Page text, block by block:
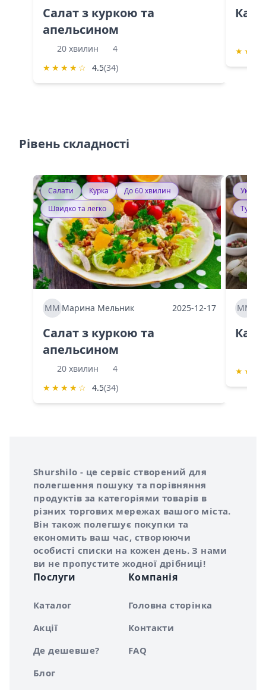
Салат з куркою та
апельсином
20 хвилин
4
★ ★ ★ ★ ☆ 4.5(34)
★ ★
Рівень складності
Салати Курка
До 60 хвилин
Швидко та легко
ММ Марина Мельник 2025-12-17
Салат з куркою та
апельсином
20 хвилин
4
★ ★ ★ ★ ☆ 4.5(34)
ММ
★ ★
Про сервіс Shurshilo
Shurshilo - це сервіс створений для
полегшення пошуку та порівняння
продуктів за категоріями товарів в
різних торгових мережах вашого міста.
Він також полегшує покупки та
економить ваш час, створюючи
особисті списки на кожен день. З нами
ви не пропустите жодної дрібниці!
Послуги
Каталог
Акції
Де дешевше?
Блог
Компанія
Головна сторінка
Контакти
FAQ